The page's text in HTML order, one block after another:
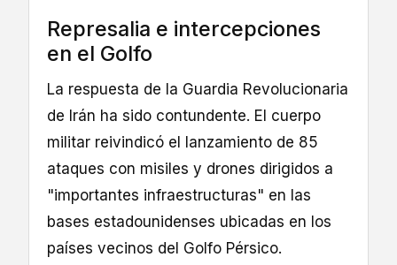
Represalia e intercepciones
en el Golfo
La respuesta de la Guardia Revolucionaria
de Irán ha sido contundente. El cuerpo
militar reivindicó el lanzamiento de 85
ataques con misiles y drones dirigidos a
"importantes infraestructuras" en las
bases estadounidenses ubicadas en los
países vecinos del Golfo Pérsico.